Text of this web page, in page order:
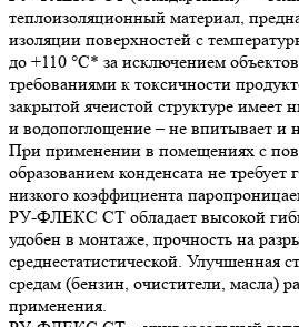
теплоизоляционный материал,
изоляции поверхностей с
до +110 °С* за исключением
требованиями к токсичности
закрытой ячеистой структуре имеет
и водопоглощение – не впитывает и
При применении в помещениях с
образованием конденсата не требует
низкого коэффициента
РУ-ФЛЕКС СТ обладает высокой
удобен в монтаже, прочность на
среднестатистической. Улучшенная
средам (бензин, очистители, масла)
применения.